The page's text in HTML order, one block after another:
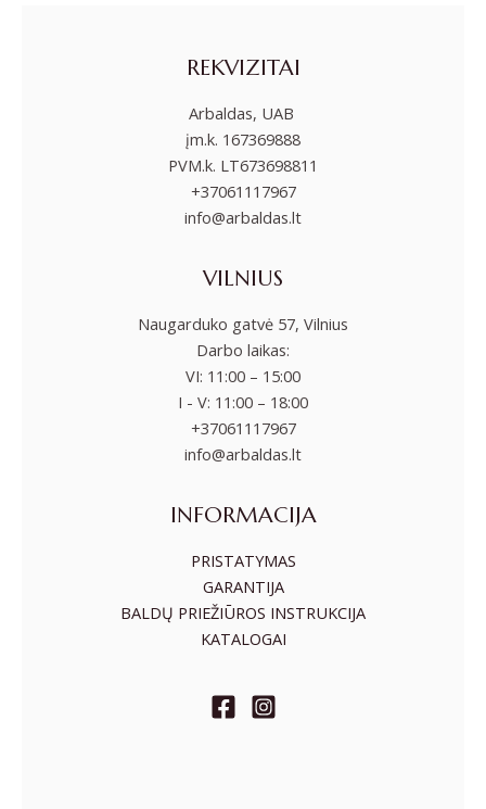
REKVIZITAI
Arbaldas, UAB
įm.k. 167369888
PVM.k. LT673698811
+37061117967
info@arbaldas.lt
VILNIUS
Naugarduko gatvė 57, Vilnius
Darbo laikas:
VI: 11:00 – 15:00
I - V: 11:00 – 18:00
+37061117967
info@arbaldas.lt
INFORMACIJA
PRISTATYMAS
GARANTIJA
BALDŲ PRIEŽIŪROS INSTRUKCIJA
KATALOGAI